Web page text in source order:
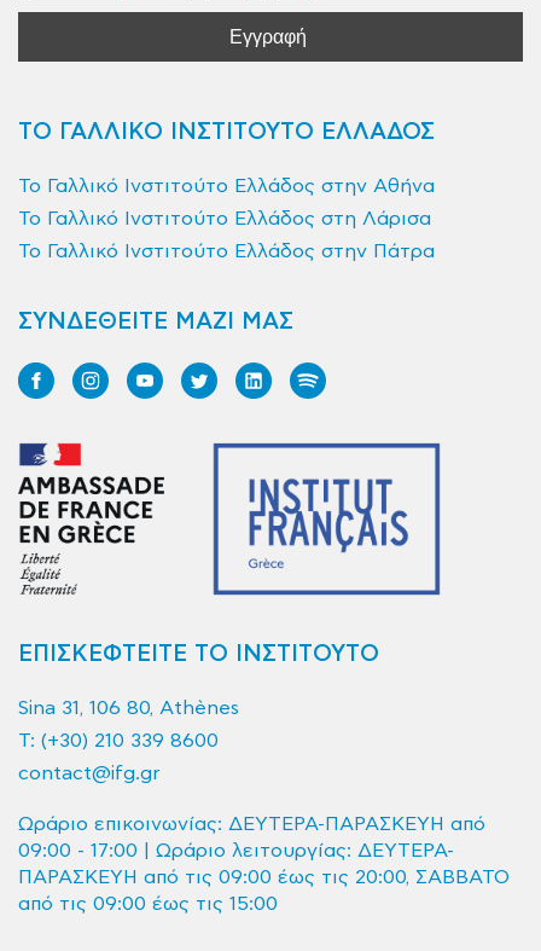
ΤΟ ΓΑΛΛΙΚΟ ΙΝΣΤΙΤΟΥΤΟ ΕΛΛΑΔΟΣ
Το Γαλλικό Ινστιτούτο Ελλάδος στην Αθήνα
Το Γαλλικό Ινστιτούτο Ελλάδος στη Λάρισα
Το Γαλλικό Ινστιτούτο Ελλάδος στην Πάτρα
ΣΥΝΔΕΘΕΙΤΕ ΜΑΖΙ ΜΑΣ
ΕΠΙΣΚΕΦΤΕΙΤΕ ΤΟ ΙΝΣΤΙΤΟΥΤΟ
Sina 31, 106 80, Athènes
T: (+30) 210 339 8600
contact@ifg.gr
Ωράριο επικοινωνίας: ΔΕΥΤΕΡΑ-ΠΑΡΑΣΚΕΥΗ από
09:00 - 17:00 | Ωράριο λειτουργίας: ΔΕΥΤΕΡΑ-
ΠΑΡΑΣΚΕΥΗ από τις 09:00 έως τις 20:00, ΣΑΒΒΑΤΟ
από τις 09:00 έως τις 15:00